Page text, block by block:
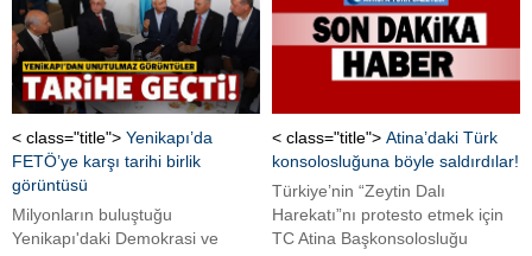
cezası verildi.
görüşüldü. Meclis oturumunda
yatırımların yarım kaldığına dair
eleştirileri yanıtlayan Başkan Aziz
Kocaoğlu, Kamu İhale
Kurumu’nu (KİK) eleştirerek,
“KİK sabah akşam bizi kik’liyor”
dedi. İzmir Büyükşehir Belediye
Meclisinin nisan ayı birinci
bileşimi, İzmir Büyükşehir
Belediye Başkanı...
< class="title"> Yenikapı’da
FETÖ’ye karşı tarihi birlik
görüntüsü
Milyonların buluştuğu
Yenikapı'daki Demokrasi ve
< class="title"> Atina’daki Türk
konsolosluğuna böyle saldırdılar!
Türkiye’nin “Zeytin Dalı
Harekatı”nı protesto etmek için
TC Atina Başkonsolosluğu